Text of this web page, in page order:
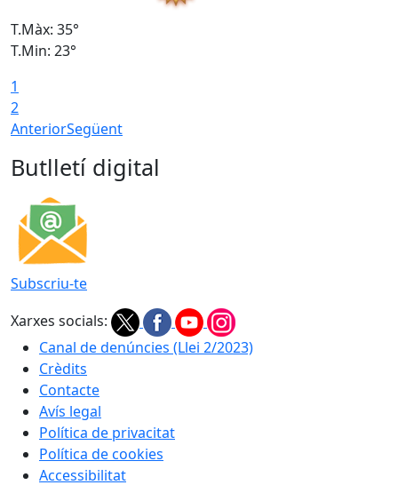
T.Màx: 35°
T.Min: 23°
1
2
AnteriorSegüent
Butlletí digital
Subscriu-te
Xarxes socials:
Canal de denúncies (Llei 2/2023)
Crèdits
Contacte
Avís legal
Política de privacitat
Política de cookies
Accessibilitat